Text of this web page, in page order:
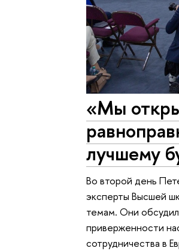
«Мы
лучшему
Во второй день
эксперты Высшей
темам. Они
приверженности
сотрудничества в